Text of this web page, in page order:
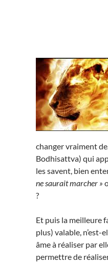
changer vraiment
Bodhisattva) qui
les savent, bien
ne saurait marcher »
?
Et puis la meilleure
plus) valable, n’est-
âme à réaliser par
permettre de